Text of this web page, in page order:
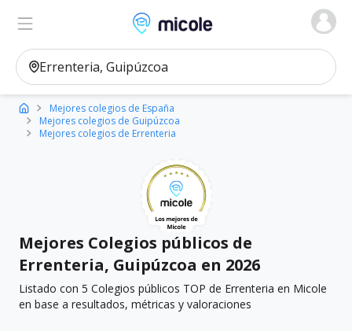
Micole, buscador de colegios
Ver en el mapa
Mejores colegios de España
Mejores colegios de Guipúzcoa
Mejores colegios de Errenteria
Mejores Colegios públicos de
Errenteria, Guipúzcoa en 2026
Listado con 5 Colegios públicos TOP de Errenteria en Micole
en base a resultados, métricas y valoraciones